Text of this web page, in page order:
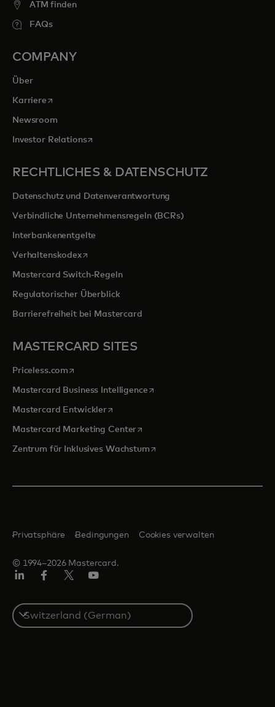
ATM finden
FAQs
COMPANY
Über
Karrierewird in einer neuen Registerkarte geöffnet
Newsroom
Investor Relationswird in einer neuen Registerkarte geöffnet
RECHTLICHES & DATENSCHUTZ
Datenschutz und Datenverantwortung
Verbindliche Unternehmensregeln (BCRs)
Interbankenentgelte
Verhaltenskodexwird in einer neuen Registerkarte geöffnet
Mastercard Switch-Regeln
Regulatorischer Überblick
Barrierefreiheit bei Mastercard
MASTERCARD SITES
Priceless.com wird in einer neuen Registerkarte geöffnet
Mastercard Business Intelligencewird in einer neuen
Mastercard Entwicklerwird in einer neuen Registerkarte
Mastercard Marketing Centerwird in einer neuen
Zentrum für Inklusives Wachstumwird in einer neuen
© 1994–2026 Mastercard.
Privatsphäre Bedingungen Cookies verwalten
Select
a
country